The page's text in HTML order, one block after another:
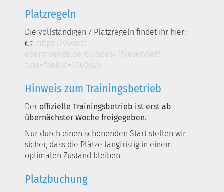
Platzregeln
Die vollständigen 7 Platzregeln findet ihr hier:
👉 https://www.tc-
edermuende.de/clubdesk/fileservlet?
type=file&id=1000026
Hinweis zum Trainingsbetrieb
Der offizielle Trainingsbetrieb ist erst ab
übernächster Woche freigegeben.
Nur durch einen schonenden Start stellen wir
sicher, dass die Plätze langfristig in einem
optimalen Zustand bleiben.
Platzbuchung